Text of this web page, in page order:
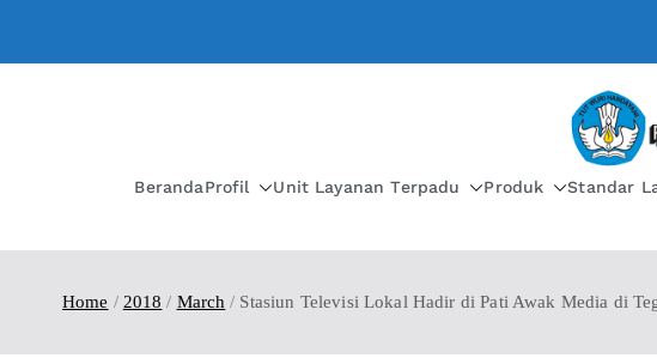
BerandaProfil Unit Layanan Terpadu Produk Standar
Home 2018 March Stasiun Televisi Lokal Hadir di Pati Awak Media di